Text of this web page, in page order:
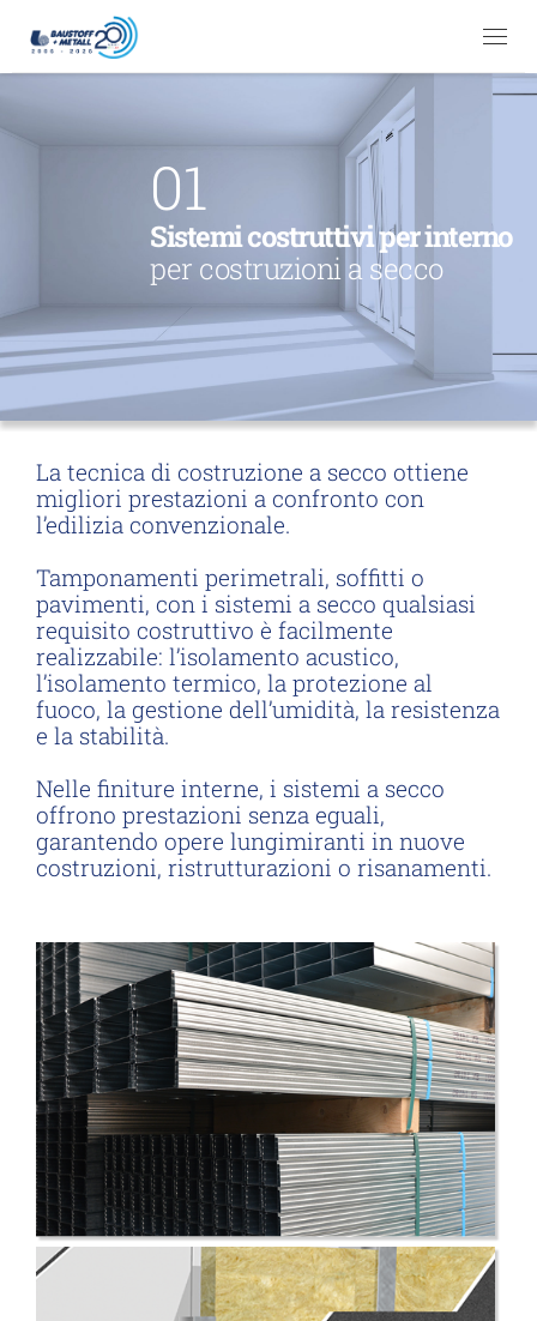
Passa al contenuto
01
Sistemi costruttivi per interno
per costruzioni a secco
La tecnica di costruzione a secco ottiene
migliori prestazioni a confronto con
l’edilizia convenzionale.
Tamponamenti perimetrali, soffitti o
pavimenti, con i sistemi a secco qualsiasi
requisito costruttivo è facilmente
realizzabile: l’isolamento acustico,
l’isolamento termico, la protezione al
fuoco, la gestione dell’umidità, la resistenza
e la stabilità.
Nelle finiture interne, i sistemi a secco
offrono prestazioni senza eguali,
garantendo opere lungimiranti in nuove
costruzioni, ristrutturazioni o risanamenti.